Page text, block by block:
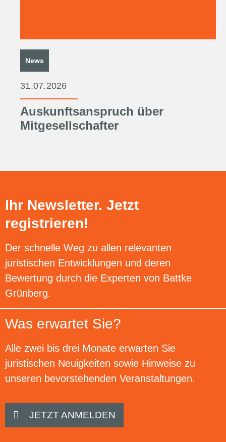
News
31.07.2026
Auskunftsanspruch über
Mitgesellschafter
Ihr Newsletter. Jetzt
registrieren!
Der schnelle Weg zu allen relevanten
juristischen Entwicklungen und deren
Bewertung durch die Experten von Battke
Grünberg.
Was erwartet Sie?
Alle zwei bis drei Monate erwarten Sie
juristischen Neuigkeiten sowie Hinweise zu
unseren bevorstehenden Veranstaltungen.
JETZT ANMELDEN